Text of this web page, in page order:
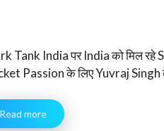
Tank India पर India को मिल
Passion के लिए Yuvraj
Read more